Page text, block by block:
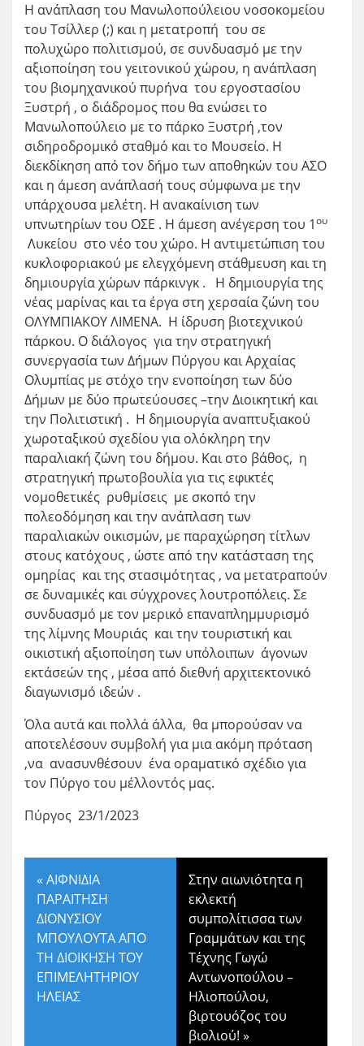
Η ανάπλαση του Μανωλοπούλειου νοσοκομείου
του Τσίλλερ (;) και η μετατροπή του σε
πολυχώρο πολιτισμού, σε συνδυασμό με την
αξιοποίηση του γειτονικού χώρου, η ανάπλαση
του βιομηχανικού πυρήνα του εργοστασίου
Ξυστρή , ο διάδρομος που θα ενώσει το
Μανωλοπούλειο με το πάρκο Ξυστρή ,τον
σιδηροδρομικό σταθμό και το Μουσείο. Η
διεκδίκηση από τον δήμο των αποθηκών του ΑΣΟ
και η άμεση ανάπλασή τους σύμφωνα με την
υπάρχουσα μελέτη. Η ανακαίνιση των
υπνωτηρίων του ΟΣΕ . Η άμεση ανέγερση του 1ου
Λυκείου στο νέο του χώρο. Η αντιμετώπιση του
κυκλοφοριακού με ελεγχόμενη στάθμευση και τη
δημιουργία χώρων πάρκινγκ . Η δημιουργία της
νέας μαρίνας και τα έργα στη χερσαία ζώνη του
ΟΛΥΜΠΙΑΚΟΥ ΛΙΜΕΝΑ. Η ίδρυση βιοτεχνικού
πάρκου. Ο διάλογος για την στρατηγική
συνεργασία των Δήμων Πύργου και Αρχαίας
Ολυμπίας με στόχο την ενοποίηση των δύο
Δήμων με δύο πρωτεύουσες –την Διοικητική και
την Πολιτιστική . Η δημιουργία αναπτυξιακού
χωροταξικού σχεδίου για ολόκληρη την
παραλιακή ζώνη του δήμου. Και στο βάθος, η
στρατηγική πρωτοβουλία για τις εφικτές
νομοθετικές ρυθμίσεις με σκοπό την
πολεοδόμηση και την ανάπλαση των
παραλιακών οικισμών, με παραχώρηση τίτλων
στους κατόχους , ώστε από την κατάσταση της
ομηρίας και της στασιμότητας , να μετατραπούν
σε δυναμικές και σύγχρονες λουτροπόλεις. Σε
συνδυασμό με τον μερικό επαναπλημμυρισμό
της λίμνης Μουριάς και την τουριστική και
οικιστική αξιοποίηση των υπόλοιπων άγονων
εκτάσεών της , μέσα από διεθνή αρχιτεκτονικό
διαγωνισμό ιδεών .
Όλα αυτά και πολλά άλλα, θα μπορούσαν να
αποτελέσουν συμβολή για μια ακόμη πρόταση
,να ανασυνθέσουν ένα οραματικό σχέδιο για
τον Πύργο του μέλλοντός μας.
Πύργος 23/1/2023
« ΑΙΦΝΙΔΙΑ
ΠΑΡΑΙΤΗΣΗ
ΔΙΟΝΥΣΙΟΥ
ΜΠΟΥΛΟΥΤΑ ΑΠΟ
ΤΗ ΔΙΟΙΚΗΣΗ ΤΟΥ
ΕΠΙΜΕΛΗΤΗΡΙΟΥ
ΗΛΕΙΑΣ
Στην αιωνιότητα η
εκλεκτή
συμπολίτισσα των
Γραμμάτων και της
Τέχνης Γωγώ
Αντωνοπούλου –
Ηλιοπούλου,
βιρτουόζος του
βιολιού! »